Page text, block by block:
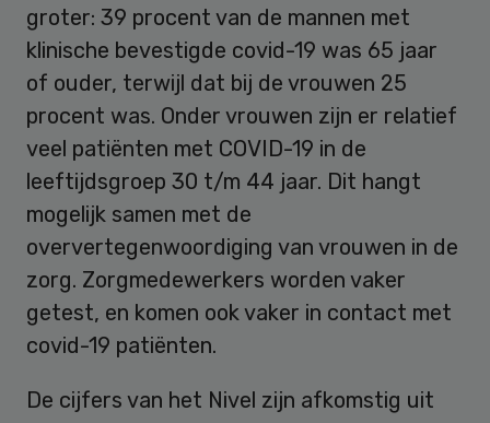
groter: 39 procent van de mannen met
klinische bevestigde covid-19 was 65 jaar
of ouder, terwijl dat bij de vrouwen 25
procent was. Onder vrouwen zijn er relatief
veel patiënten met COVID-19 in de
leeftijdsgroep 30 t/m 44 jaar. Dit hangt
mogelijk samen met de
oververtegenwoordiging van vrouwen in de
zorg. Zorgmedewerkers worden vaker
getest, en komen ook vaker in contact met
covid-19 patiënten.
De cijfers van het Nivel zijn afkomstig uit